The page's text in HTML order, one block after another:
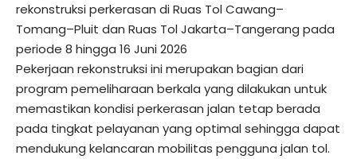
rekonstruksi perkerasan di Ruas Tol Cawang–
Tomang–Pluit dan Ruas Tol Jakarta–Tangerang pada
periode 8 hingga 16 Juni 2026
Pekerjaan rekonstruksi ini merupakan bagian dari
program pemeliharaan berkala yang dilakukan untuk
memastikan kondisi perkerasan jalan tetap berada
pada tingkat pelayanan yang optimal sehingga dapat
mendukung kelancaran mobilitas pengguna jalan tol.